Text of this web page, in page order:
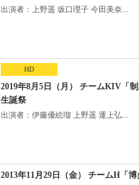
出演者：上野遥 坂口理子 今田美奈...
HD
2019年8月5日（月） チームKIV「
生誕祭
出演者：伊藤優絵瑠 上野遥 運上弘...
2013年11月29日（金） チームH「